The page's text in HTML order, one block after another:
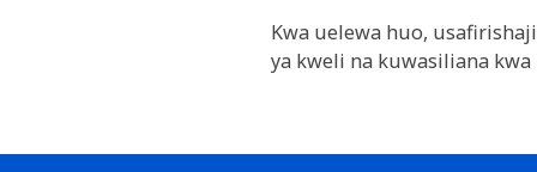
Kwa uelewa huo,
ya kweli na kuwasiliana